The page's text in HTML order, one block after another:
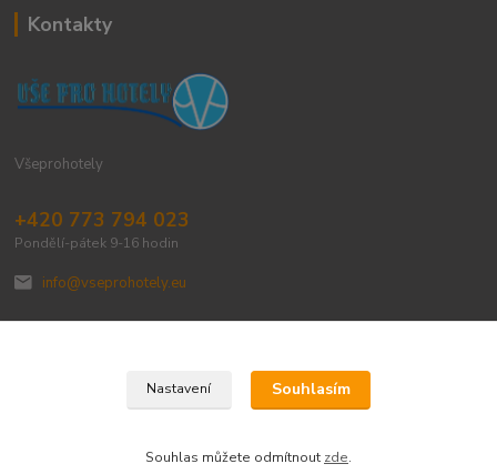
Kontakty
Všeprohotely
+420 773 794 023
Pondělí-pátek 9-16 hodin
info@vseprohotely.eu
Upravit sběr cookies.
Nastavení Souhlasím
Souhlas můžete odmítnout zde.